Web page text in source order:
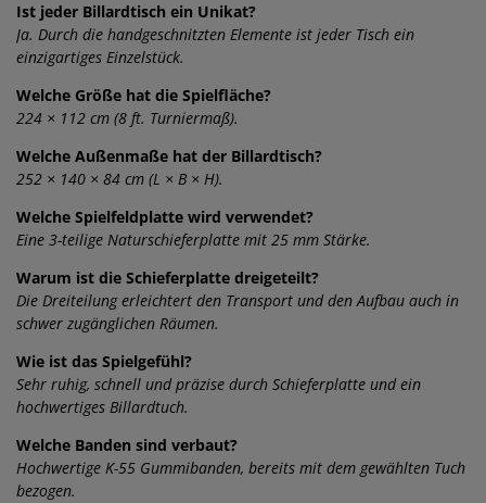
Ist jeder Billardtisch ein Unikat?
Ja. Durch die handgeschnitzten Elemente ist jeder Tisch ein
einzigartiges Einzelstück.
Welche Größe hat die Spielfläche?
224 × 112 cm (8 ft. Turniermaß).
Welche Außenmaße hat der Billardtisch?
252 × 140 × 84 cm (L × B × H).
Welche Spielfeldplatte wird verwendet?
Eine 3-teilige Naturschieferplatte mit 25 mm Stärke.
Warum ist die Schieferplatte dreigeteilt?
Die Dreiteilung erleichtert den Transport und den Aufbau auch in
schwer zugänglichen Räumen.
Wie ist das Spielgefühl?
Sehr ruhig, schnell und präzise durch Schieferplatte und ein
hochwertiges Billardtuch.
Welche Banden sind verbaut?
Hochwertige K-55 Gummibanden, bereits mit dem gewählten Tuch
bezogen.